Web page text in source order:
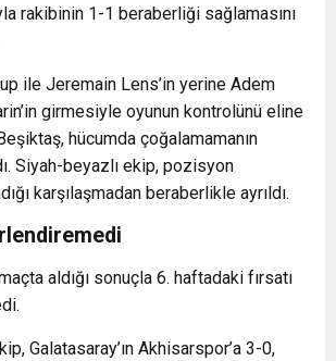
rakibinin 1-1 beraberliği sağlamasını
ile Jeremain Lens’in yerine Adem
girmesiyle oyunun kontrolünü eline
hücumda çoğalamamanın
Siyah-beyazlı ekip, pozisyon
karşılaşmadan beraberlikle ayrıldı.
aldığı sonuçla 6. haftadaki fırsatı
Galatasaray’ın Akhisarspor’a 3-0,